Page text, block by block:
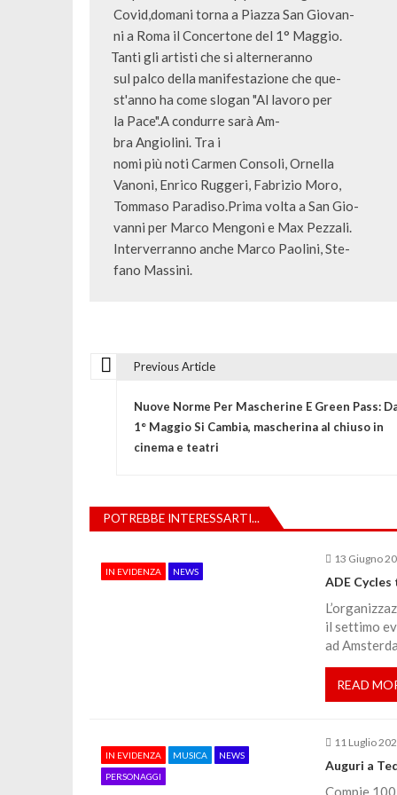
Covid,domani torna a Piazza San Giovan-
ni a Roma il Concertone del 1° Maggio.
Tanti gli artisti che si alterneranno
sul palco della manifestazione che que-
st'anno ha come slogan "Al lavoro per
la Pace".A condurre sarà Am-
bra Angiolini. Tra i
nomi più noti Carmen Consoli, Ornella
Vanoni, Enrico Ruggeri, Fabrizio Moro,
Tommaso Paradiso.Prima volta a San Gio-
vanni per Marco Mengoni e Max Pezzali.
Interverranno anche Marco Paolini, Ste-
fano Massini.
i
g
o
n
Previous Article
Nuove Norme Per Mascherine E Green Pass:
1° Maggio Si Cambia, mascherina al chiuso in
cinema e teatri
POTREBBE INTERESSARTI...
IN EVIDENZA NEWS
13 Giugno
ADE
il settimo
ad
READ
IN EVIDENZA MUSICA
NEWS
PERSONAGGI
11 Luglio
Auguri a
Compie